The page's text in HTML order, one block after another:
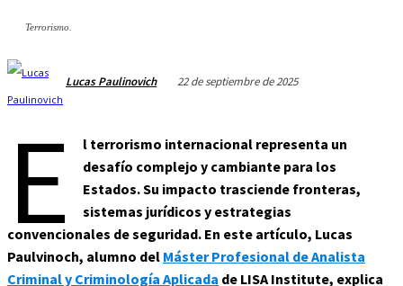
Terrorismo.
Lucas Paulinovich 22 de septiembre de 2025
E
l terrorismo internacional representa un
desafío complejo y cambiante para los
Estados. Su impacto trasciende fronteras,
sistemas jurídicos y estrategias
convencionales de seguridad. En este artículo, Lucas
Paulvinoch, alumno del Máster Profesional de Analista
Criminal y Criminología Aplicada de LISA Institute, explica